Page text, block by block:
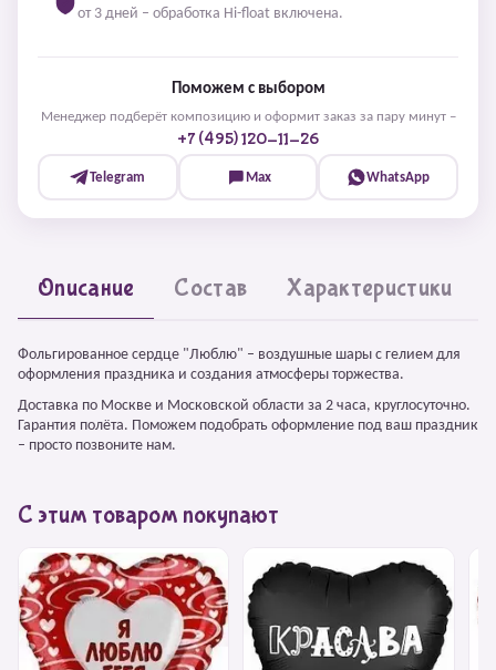
от 3 дней – обработка Hi-float включена.
Поможем с выбором
Менеджер подберёт композицию и оформит заказ за пару минут –
+7 (495) 120-11-26
Telegram Max WhatsApp
Описание Состав Характеристики
Фольгированное сердце "Люблю" – воздушные шары с гелием для
оформления праздника и создания атмосферы торжества.
Доставка по Москве и Московской области за 2 часа, круглосуточно.
Гарантия полёта. Поможем подобрать оформление под ваш праздник
– просто позвоните нам.
С этим товаром покупают